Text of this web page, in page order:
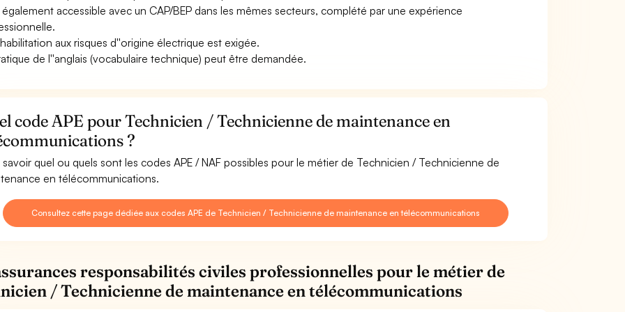
également accessible avec un CAP/BEP dans les mêmes secteurs, complété par une expérience
aux risques d''origine électrique est exigée.
de l''anglais (vocabulaire technique) peut être demandée.
code APE pour Technicien / Technicienne de maintenance en
?
savoir quel ou quels sont les codes APE / NAF possibles pour le métier de Technicien / Technicienne de
en télécommunications.
Consultez cette page dédiée aux codes APE de Technicien / Technicienne de maintenance en télécommunications
responsabilités civiles professionnelles pour le métier de
/ Technicienne de maintenance en télécommunications